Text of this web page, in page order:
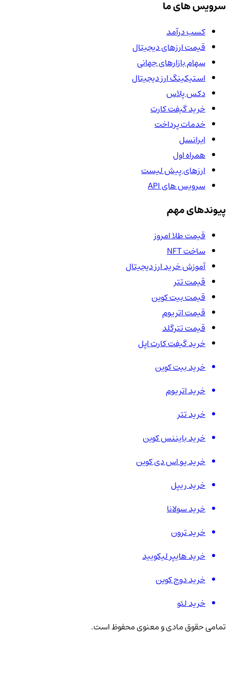
سرویس های ما
کسب درآمد
قیمت ارزهای دیجیتال
سهام بازارهای جهانی
استیکینگ ارز دیجیتال
دکس پلاس
خرید گیفت کارت
خدمات پرداخت
ایرانسل
همراه اول
ارزهای پیش لیست
سرویس های API
پیوندهای مهم
قیمت طلا امروز
ساخت NFT
آموزش خرید ارز دیجیتال
قیمت تتر
قیمت بیت کوین
قیمت اتریوم
قیمت تترگلد
خرید گیفت کارت اپل
خرید بیت کوین
خرید اتریوم
خرید تتر
خرید بایننس کوین
خرید یو اس دی کوین
خرید ریپل
خرید سولانا
خرید ترون
خرید هایپر لیکویید
خرید دوج کوین
خرید لئو
تمامی حقوق مادی و معنوی محفوظ است.